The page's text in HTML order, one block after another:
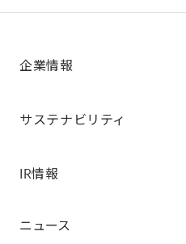
企業情報
サステナビリティ
IR情報
ニュース